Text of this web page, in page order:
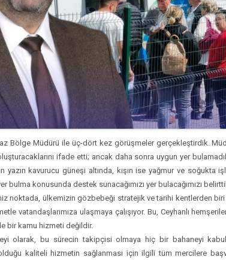
Bölge Müdürü ile üç-dört kez görüşmeler gerçekleştirdik.
ifade etti; ancak daha sonra uygun yer
yazın kavurucu güneşi altında, kışın ise yağmur ve soğukta
bulma konusunda destek sunacağımızı yer bulacağımızı
noktada, ülkemizin gözbebeği stratejik ve tarihi kentlerden biri
vatandaşlarımıza ulaşmaya çalışıyor. Bu, Ceyhanlı
bir kamu hizmeti değildir.
olarak, bu sürecin takipçisi olmaya hiç bir bahaneyi
olduğu kaliteli hizmetin sağlanması için ilgili tüm mercilere